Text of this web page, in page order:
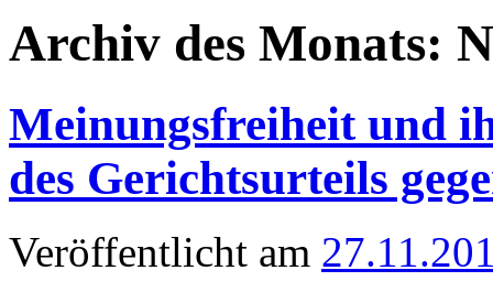
Archiv des Monats:
Meinungsfreiheit und
des Gerichtsurteils
Veröffentlicht am